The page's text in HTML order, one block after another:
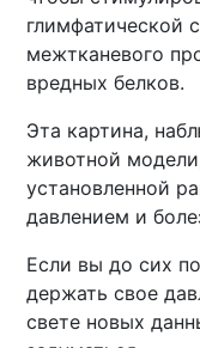
глимфатической
межтканевого
вредных белков.
Эта картина,
животной
установленной
давлением и
Если вы до сих
держать свое
свете новых